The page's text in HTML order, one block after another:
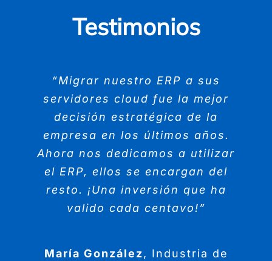
Testimonios
“Migrar nuestro ERP a sus
servidores cloud fue la mejor
decisión estratégica de la
empresa en los últimos años.
Ahora nos dedicamos a utilizar
el ERP, ellos se encargan del
resto. ¡Una inversión que ha
valido cada centavo!”
María González, Industria de